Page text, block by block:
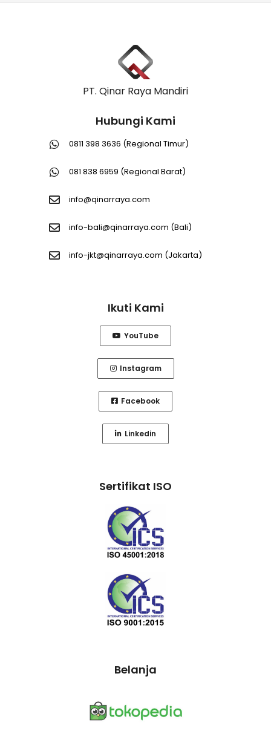
PT. Qinar Raya Mandiri
Hubungi Kami
0811 398 3636 (Regional Timur)
081 838 6959 (Regional Barat)
info@qinarraya.com
info-bali@qinarraya.com (Bali)
info-jkt@qinarraya.com (Jakarta)
Ikuti Kami
YouTube
Instagram
Facebook
Linkedin
Sertifikat ISO
Belanja